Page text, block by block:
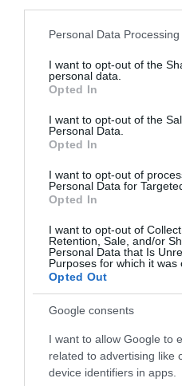
Please note that this website/
not limited to your visit or
grant or deny consent to
use your data for below
consent section.
Personal Data
I want to opt-out of the
personal data.
Opted In
I want to opt-out of the
Personal Data.
Opted In
I want to opt-out of
Personal Data for
Opted In
I want to opt-out of
Retention, Sale, and/or
Personal Data that Is
Purposes for which it was
Opted Out
Google consents
I want to allow Google to
related to advertising like
device identifiers in apps.
ΡΟΗ ΕΙΔΗΣΕΩΝ
από την ΕΕ έργο “The
Gaming Police”
ενισχύει την ασφάλεια
31.07.2026